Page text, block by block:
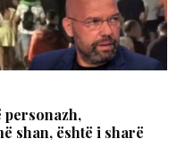
personazh,
shan, është i sharë